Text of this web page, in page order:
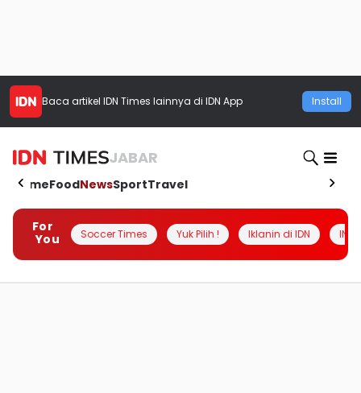
Baca artikel IDN Times lainnya di IDN App Install
JABAR
HomeFoodNewsSportTravel
For
You
Soccer Times Yuk Pilih ! Iklanin di IDN